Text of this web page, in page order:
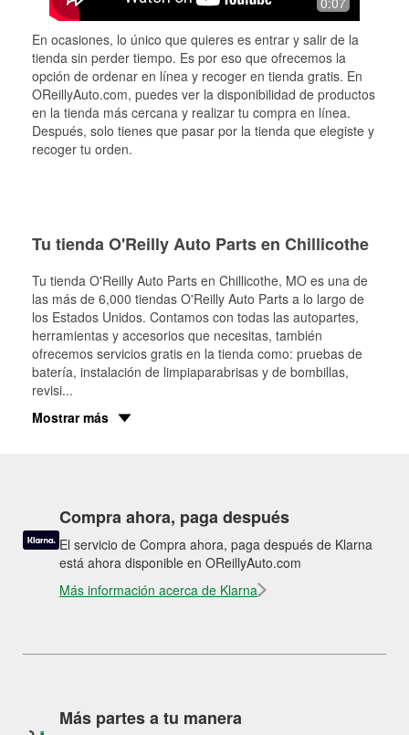
En ocasiones, lo único que quieres es entrar y salir de la
tienda sin perder tiempo. Es por eso que ofrecemos la
opción de ordenar en línea y recoger en tienda gratis. En
OReillyAuto.com, puedes ver la disponibilidad de productos
en la tienda más cercana y realizar tu compra en línea.
Después, solo tienes que pasar por la tienda que elegiste y
recoger tu orden.
Tu tienda O'Reilly Auto Parts en Chillicothe
Tu tienda O'Reilly Auto Parts en Chillicothe, MO es una de
las más de 6,000 tiendas O'Reilly Auto Parts a lo largo de
los Estados Unidos. Contamos con todas las autopartes,
herramientas y accesorios que necesitas, también
ofrecemos servicios gratis en la tienda como: pruebas de
batería, instalación de limpiaparabrisas y de bombillas,
revisi...
Mostrar más
Compra ahora, paga después
El servicio de Compra ahora, paga después de Klarna
está ahora disponible en OReillyAuto.com
Más información acerca de Klarna
Más partes a tu manera